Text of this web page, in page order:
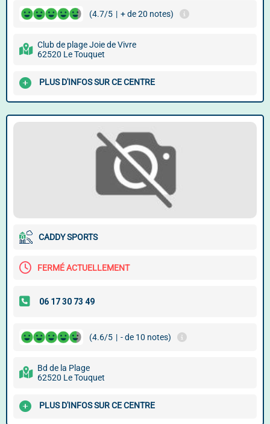
(4.7/5 | + de 20 notes)
Club de plage Joie de Vivre
62520 Le Touquet
PLUS D'INFOS SUR CE CENTRE
CADDY SPORTS
FERMÉ ACTUELLEMENT
(4.6/5 | - de 10 notes)
Bd de la Plage
62520 Le Touquet
PLUS D'INFOS SUR CE CENTRE